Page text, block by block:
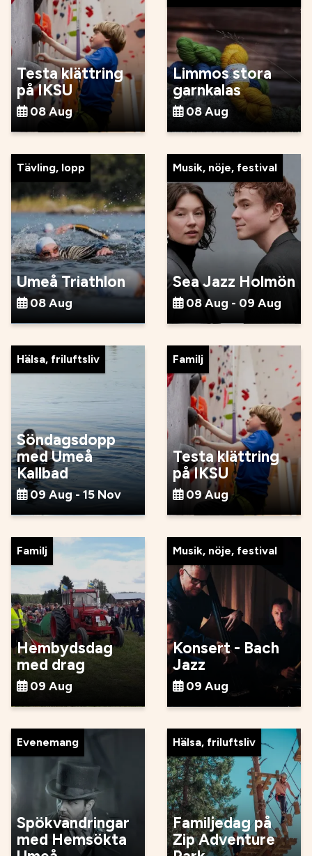
Testa klättring
på IKSU
08 Aug
Limmos stora
garnkalas
08 Aug
Tävling, lopp
Umeå Triathlon
08 Aug
Musik, nöje, festival
Sea Jazz Holmön
08 Aug - 09 Aug
Hälsa, friluftsliv
Söndagsdopp
med Umeå
Kallbad
09 Aug - 15 Nov
Familj
Testa klättring
på IKSU
09 Aug
Familj
Hembydsdag
med drag
09 Aug
Musik, nöje, festival
Konsert - Bach
Jazz
09 Aug
Evenemang
Spökvandringar
med Hemsökta
Hälsa, friluftsliv
Familjedag på
Zip Adventure